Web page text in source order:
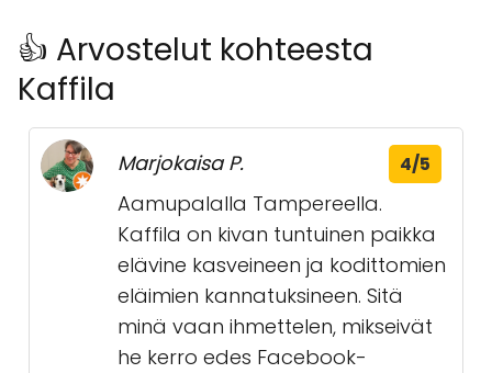
👍 Arvostelut kohteesta
Kaffila
Marjokaisa P. 4/5
Aamupalalla Tampereella.
Kaffila on kivan tuntuinen paikka
elävine kasveineen ja kodittomien
eläimien kannatuksineen. Sitä
minä vaan ihmettelen, mikseivät
he kerro edes Facebook-